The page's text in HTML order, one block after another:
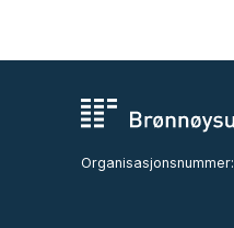
Organisasjonsnummer: